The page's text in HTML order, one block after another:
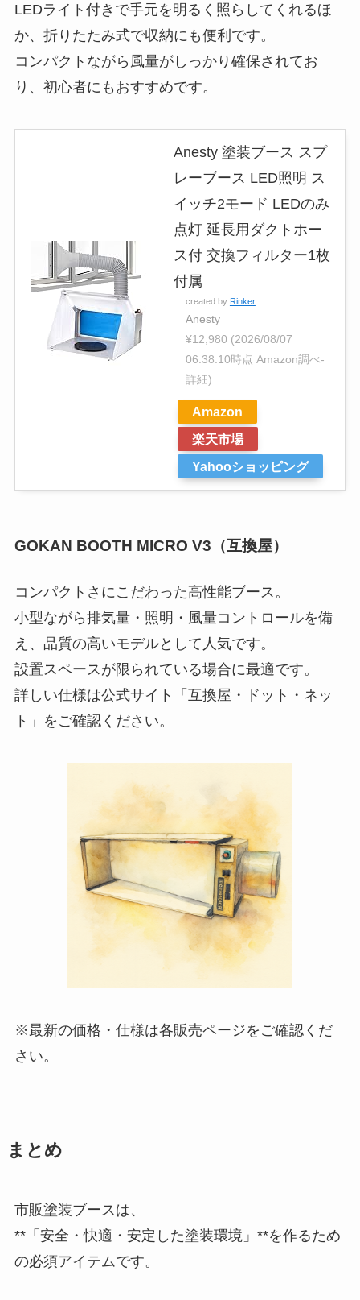
LEDライト付きで手元を明るく照らしてくれるほ
か、折りたたみ式で収納にも便利です。
コンパクトながら風量がしっかり確保されてお
り、初心者にもおすすめです。
Anesty 塗装ブース スプ
レーブース LED照明 ス
イッチ2モード LEDのみ
点灯 延長用ダクトホー
ス付 交換フィルター1枚
付属
created by Rinker
Anesty
¥12,980 (2026/08/07
06:38:10時点 Amazon調べ-
詳細)
Amazon
楽天市場
Yahooショッピング
GOKAN BOOTH MICRO V3（互換屋）
コンパクトさにこだわった高性能ブース。
小型ながら排気量・照明・風量コントロールを備
え、品質の高いモデルとして人気です。
設置スペースが限られている場合に最適です。
詳しい仕様は公式サイト「互換屋・ドット・ネッ
ト」をご確認ください。
※最新の価格・仕様は各販売ページをご確認くだ
さい。
まとめ
市販塗装ブースは、
**「安全・快適・安定した塗装環境」**を作るため
の必須アイテムです。